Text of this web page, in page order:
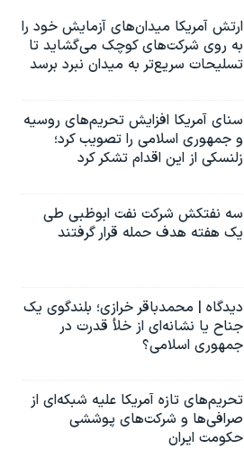
ارتش آمریکا میدان‌های آزمایش خود را
به روی شرکت‌های کوچک می‌گشاید تا
تسلیحات سریع‌تر به میدان نبرد برسد
سنای آمریکا افزایش تحریم‌های روسیه
و جمهوری اسلامی را تصویب کرد؛
زلنسکی از این اقدام تشکر کرد
سه نفتکش شرکت نفت ابوظبی طی
یک هفته هدف حمله قرار گرفتند
دیدگاه | محمدباقر خرازی؛ بلندگوی یک
جناح یا نشانه‌ای از خلأ قدرت در
جمهوری اسلامی؟
تحریم‌های تازه آمریکا علیه شبکه‌ای از
صرافی‌ها و شرکت‌های پوششی
حکومت ایران